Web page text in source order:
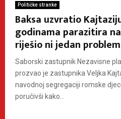
Političke stranke
Baksa uzvratio
godinama parazitira
riješio ni jedan problem
Saborski zastupnik Nezavisne
prozvao je zastupnika Veljka
navodnoj segregaciji romske
poručivši kako...